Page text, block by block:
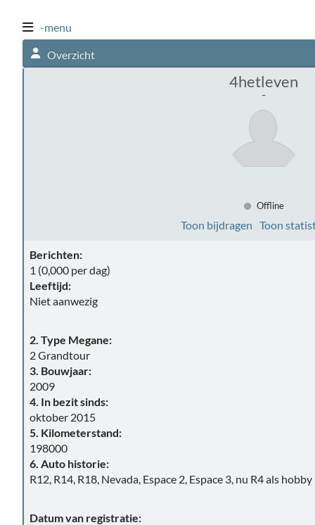
-menu
Overzicht
4hetleven
-
Offline
Toon bijdragen Toon
Berichten:
1 (0,000 per dag)
Leeftijd:
Niet aanwezig
2. Type Megane:
2 Grandtour
3. Bouwjaar:
2009
4. In bezit sinds:
oktober 2015
5. Kilometerstand:
198000
6. Auto historie:
R12, R14, R18, Nevada, Espace 2, Espace 3, nu R4 als hobby
Datum van registratie: